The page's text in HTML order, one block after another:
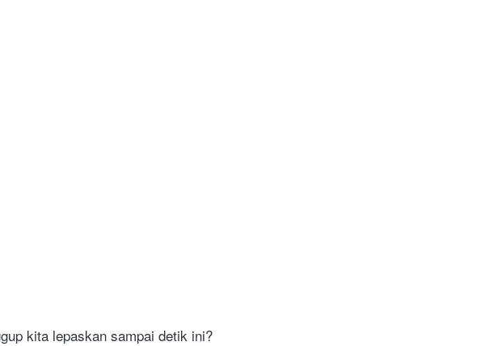
kita lepaskan sampai detik ini?